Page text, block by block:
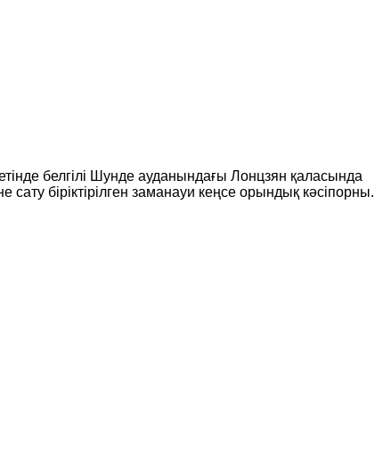
белгілі Шунде ауданындағы Лонцзян қаласында
біріктірілген заманауи кеңсе орындық кәсіпорны.